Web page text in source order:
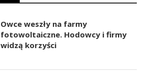
Owce weszły na farmy
fotowoltaiczne. Hodowcy i firmy
widzą korzyści